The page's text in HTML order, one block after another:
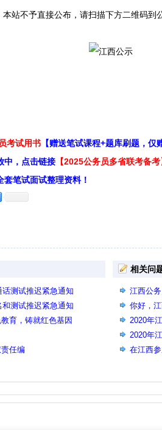
不予直接公布，请扫描下方二维码到
考试用书 【赠送笔试课程+题库刷题，仅
中，点击链接 【2025公务员多省联考备考
笔试面试整理资料！
测试推迟紧急通知
测试推迟紧急通知
育，铸就红色基因
任编
相关问
江西公
入口相
你好，
2020年
属工商
2020年
在江西